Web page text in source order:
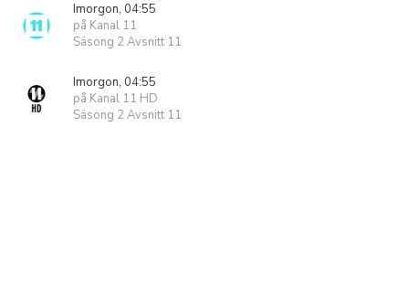
Imorgon, 04:55
på Kanal 11
Säsong 2 Avsnitt 11
Imorgon, 04:55
på Kanal 11 HD
Säsong 2 Avsnitt 11